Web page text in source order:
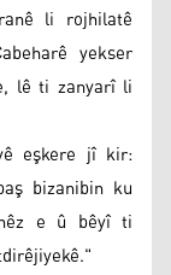
li rojhilatê
yekser
lê ti zanyarî li
eşkere jî kir:
bizanibin ku
e û bêyî ti